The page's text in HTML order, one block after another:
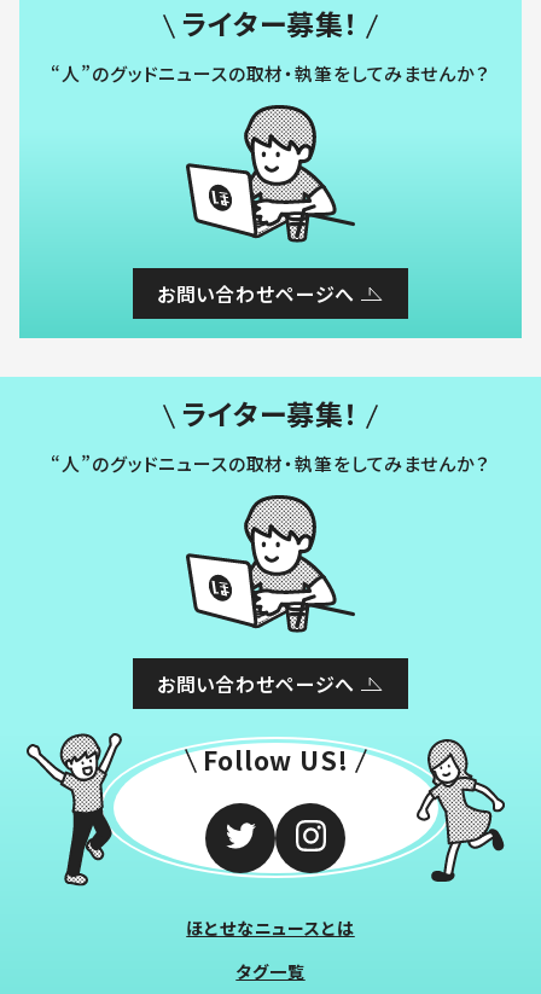
ライター募集！
“人”のグッドニュースの取材・執筆をしてみませんか？
お問い合わせページへ
ライター募集！
“人”のグッドニュースの取材・執筆をしてみませんか？
お問い合わせページへ
Follow US!
ほとせなニュースとは
タグ一覧